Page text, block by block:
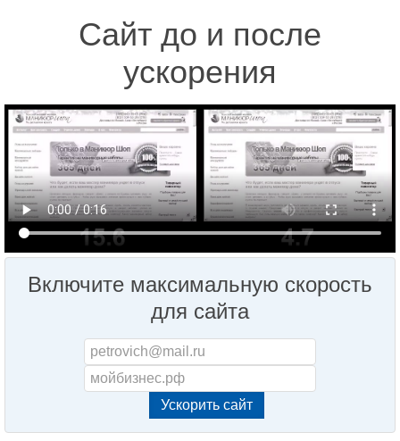
Сайт до и после
ускорения
Включите максимальную скорость
для сайта